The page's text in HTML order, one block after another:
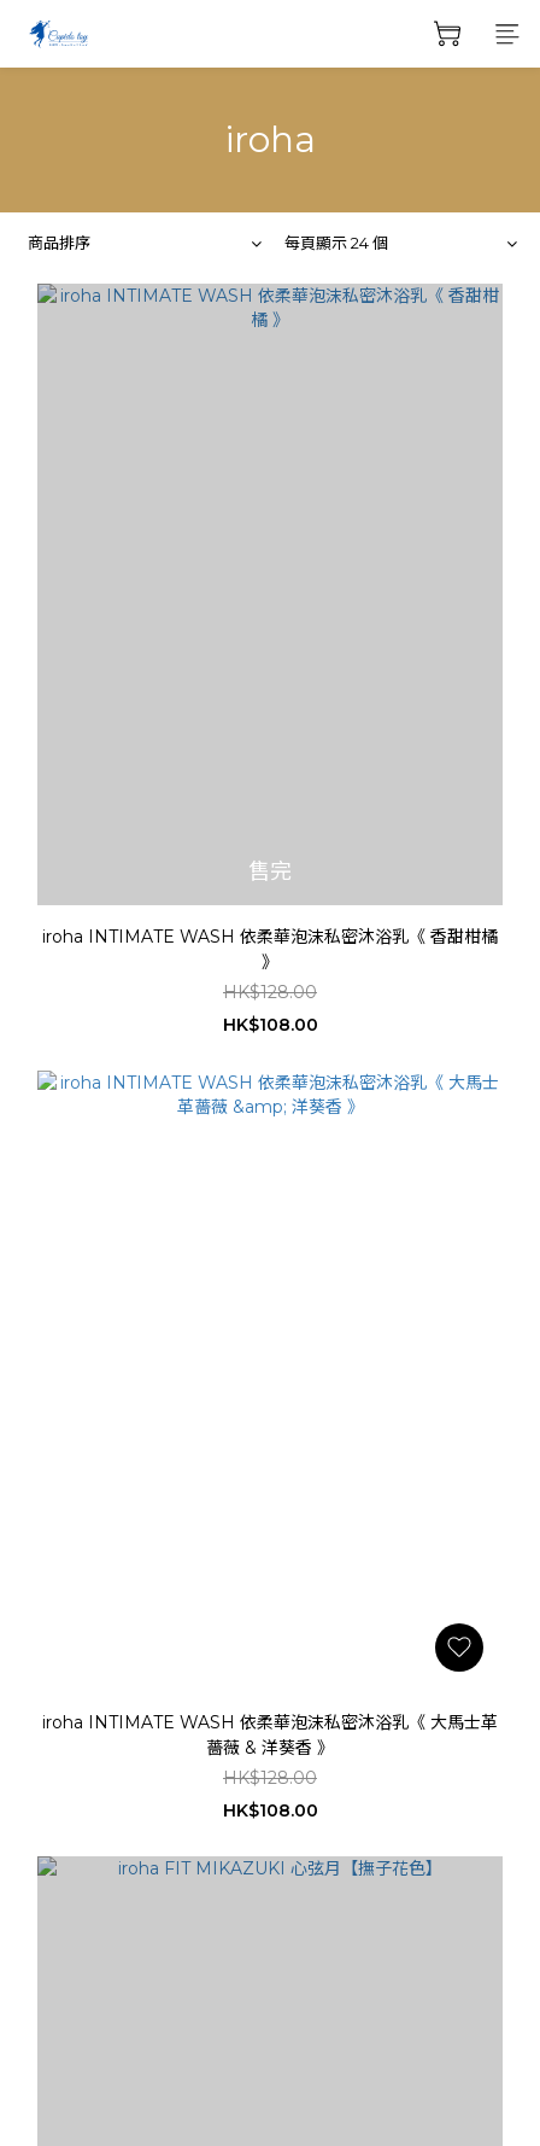
iroha
商品排序 每頁顯示 24 個
售完
iroha INTIMATE WASH 依柔華泡沫私密沐浴乳《 香甜柑橘
》
HK$128.00
HK$108.00
iroha INTIMATE WASH 依柔華泡沫私密沐浴乳《 大馬士革
薔薇 & 洋葵香 》
HK$128.00
HK$108.00